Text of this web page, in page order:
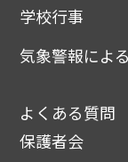
学校行事
気象警報によ
よくある質問
保護者会